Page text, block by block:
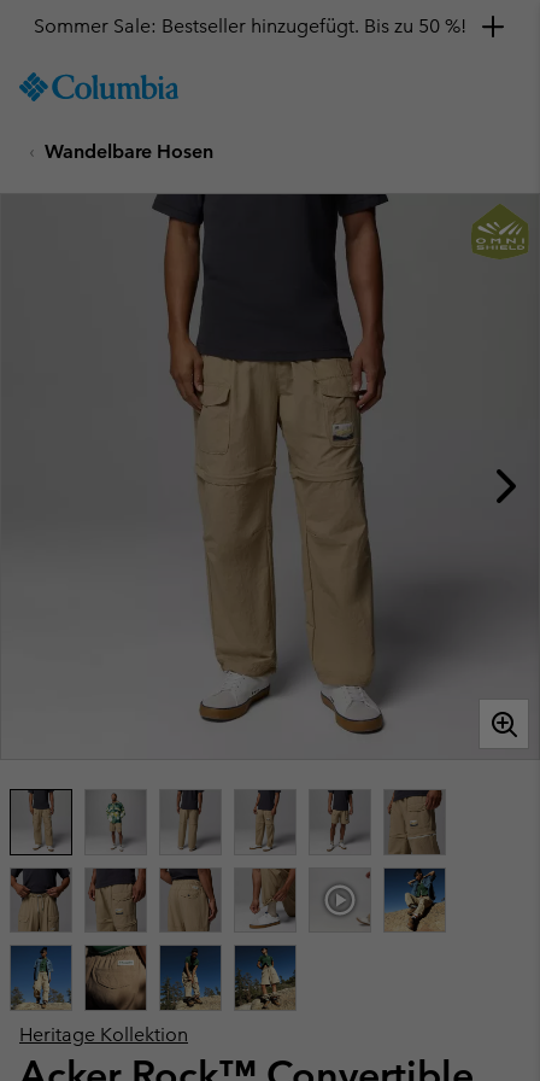
TO
SKIP
MAIN
Sommer Sale: Bestseller hinzugefügt. Bis zu 50 %!
Wandelbare Hosen
Heritage Kollektion